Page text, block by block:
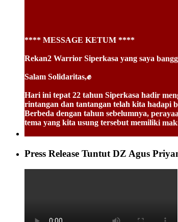
rintangan dan tantangan telah kita hadapi
Berbeda dengan tahun sebelumnya,
tema yang kita usung tersebut memiliki
ketika kita sedang menghadapi tantangan
STRONG:
Press Release Tuntut DZ Agus